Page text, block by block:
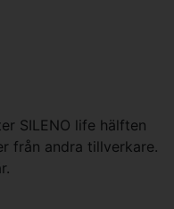
SILENO life hälften
från andra tillverkare.